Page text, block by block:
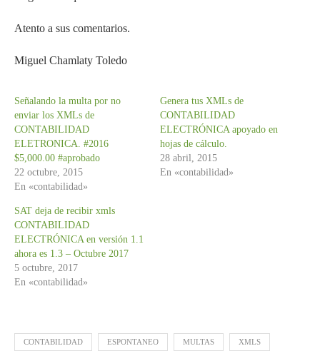
Atento a sus comentarios.
Miguel Chamlaty Toledo
Señalando la multa por no
enviar los XMLs de
CONTABILIDAD
ELETRONICA. #2016
$5,000.00 #aprobado
22 octubre, 2015
En «contabilidad»
Genera tus XMLs de
CONTABILIDAD
ELECTRÓNICA apoyado en
hojas de cálculo.
28 abril, 2015
En «contabilidad»
SAT deja de recibir xmls
CONTABILIDAD
ELECTRÓNICA en versión 1.1
ahora es 1.3 – Octubre 2017
5 octubre, 2017
En «contabilidad»
CONTABILIDAD ESPONTANEO MULTAS XMLS